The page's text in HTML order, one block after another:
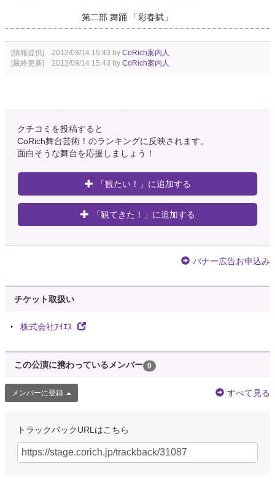
第二部 舞踊 「彩春賦」
[情報提供] 2012/09/14 15:43 by CoRich案内人
[最終更新] 2012/09/14 15:43 by CoRich案内人
クチコミを投稿すると
CoRich舞台芸術！のランキングに反映されます。
面白そうな舞台を応援しましょう！
「観たい！」に追加する
「観てきた！」に追加する
バナー広告お申込み
チケット取扱い
株式会社ｱｲｴｽ
この公演に携わっているメンバー 0
メンバーに登録 すべて見る
トラックバックURLはこちら